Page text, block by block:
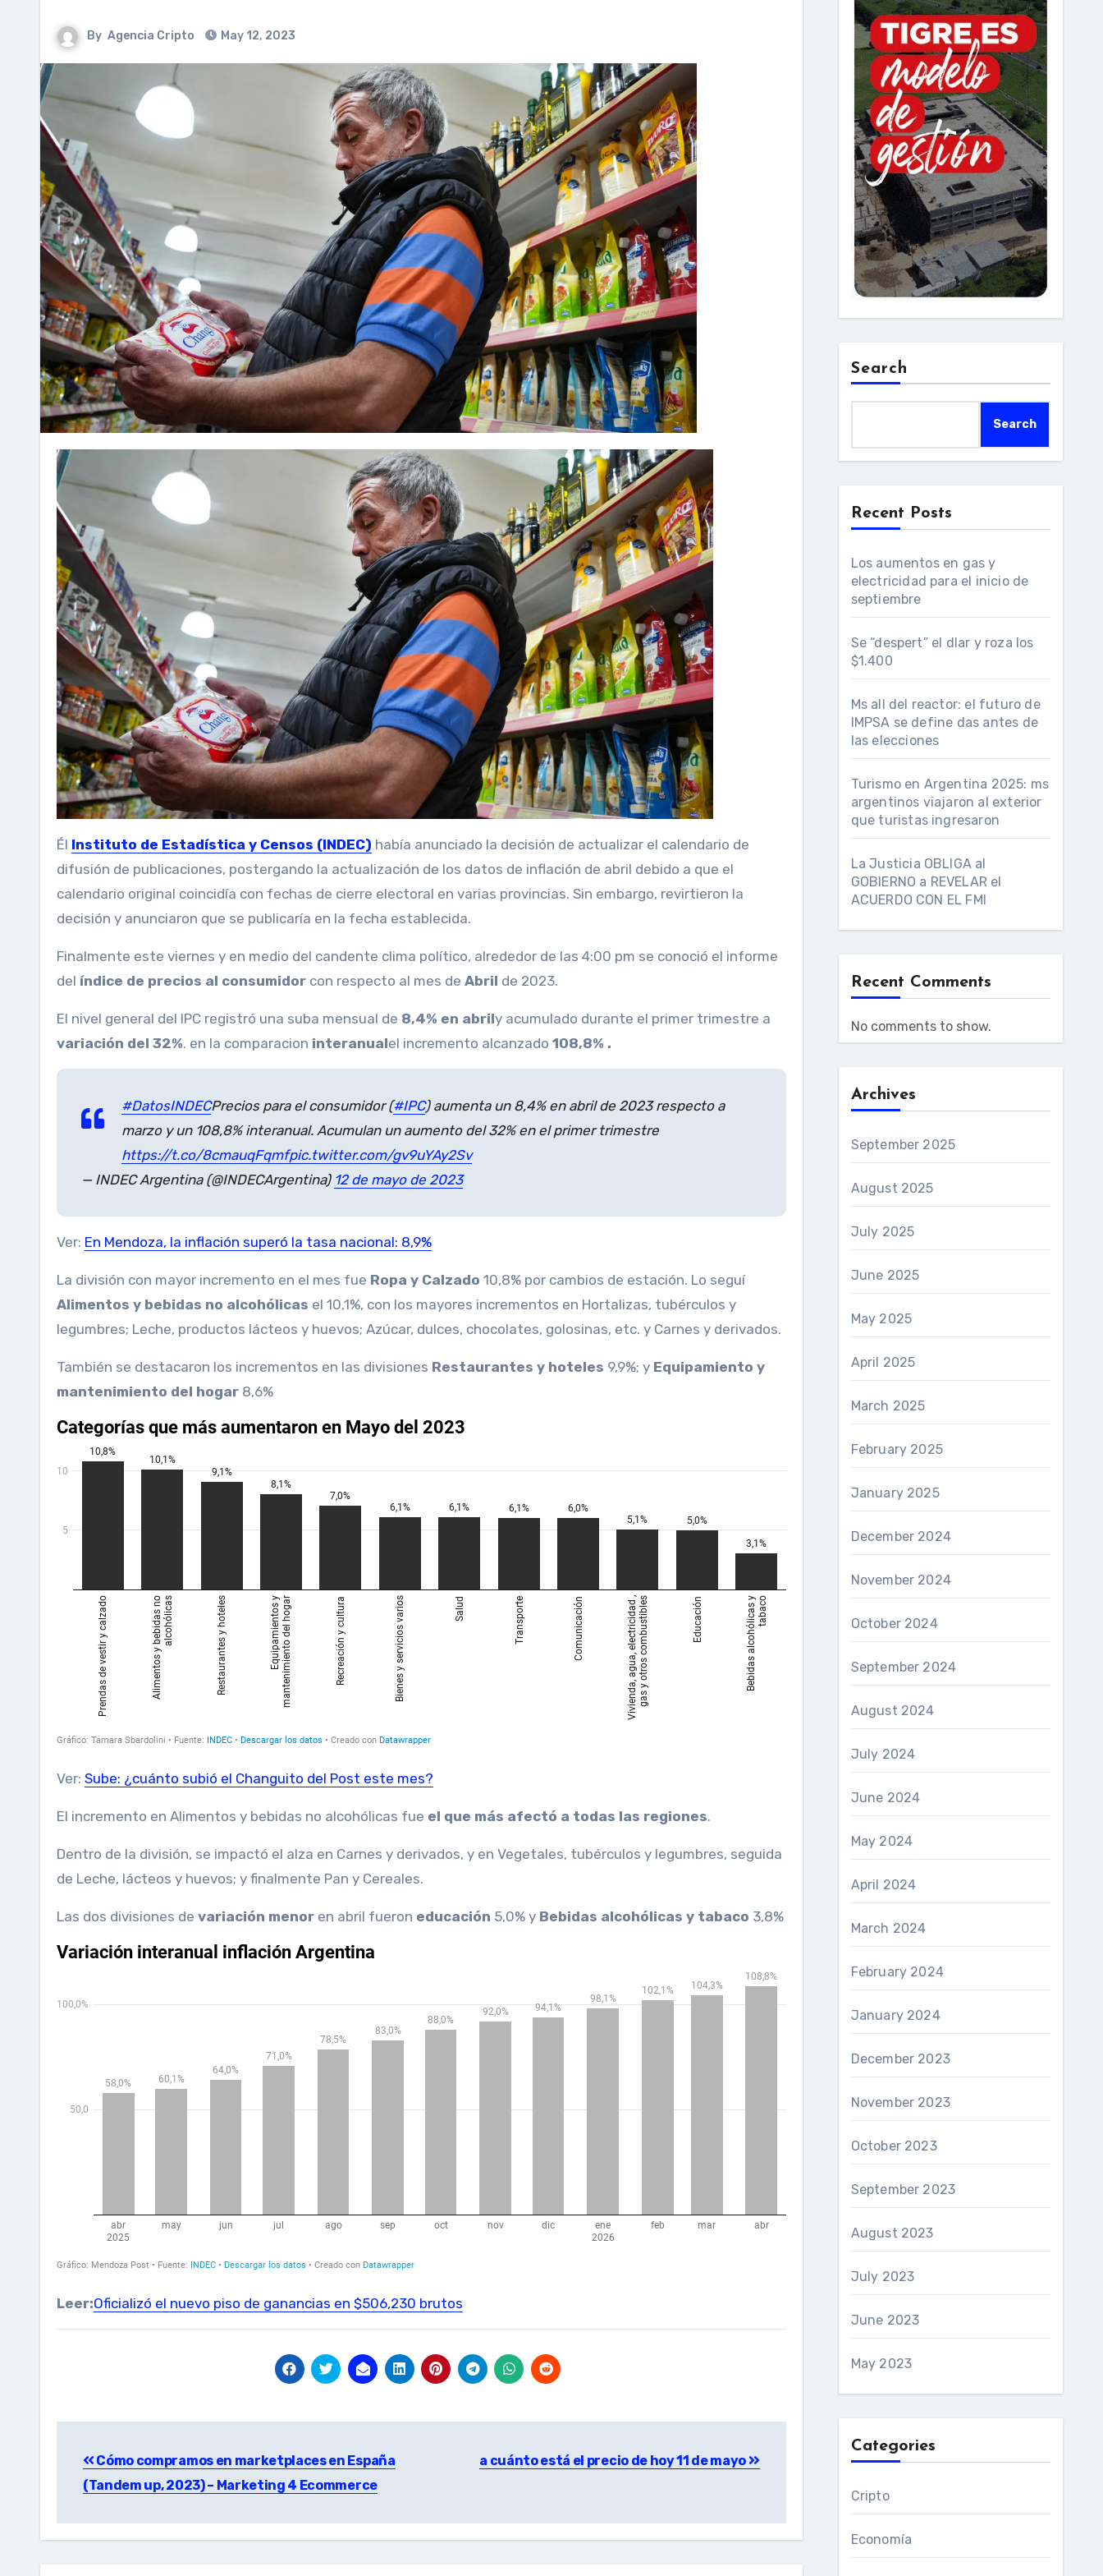
By Agencia Cripto May 12, 2023
Él Instituto de Estadística y Censos (INDEC) había anunciado la decisión de actualizar el calendario de
difusión de publicaciones, postergando la actualización de los datos de inflación de abril debido a que el
calendario original coincidía con fechas de cierre electoral en varias provincias. Sin embargo, revirtieron la
decisión y anunciaron que se publicaría en la fecha establecida.
Finalmente este viernes y en medio del candente clima político, alrededor de las 4:00 pm se conoció el informe
del índice de precios al consumidor con respecto al mes de Abril de 2023.
El nivel general del IPC registró una suba mensual de 8,4% en abrily acumulado durante el primer trimestre a
variación del 32%. en la comparacion interanualel incremento alcanzado 108,8% .
#DatosINDECPrecios para el consumidor (#IPC) aumenta un 8,4% en abril de 2023 respecto a
marzo y un 108,8% interanual. Acumulan un aumento del 32% en el primer trimestre
https://t.co/8cmauqFqmfpic.twitter.com/gv9uYAy2Sv
— INDEC Argentina (@INDECArgentina) 12 de mayo de 2023
Ver: En Mendoza, la inflación superó la tasa nacional: 8,9%
La división con mayor incremento en el mes fue Ropa y Calzado 10,8% por cambios de estación. Lo seguí
Alimentos y bebidas no alcohólicas el 10,1%, con los mayores incrementos en Hortalizas, tubérculos y
legumbres; Leche, productos lácteos y huevos; Azúcar, dulces, chocolates, golosinas, etc. y Carnes y derivados.
También se destacaron los incrementos en las divisiones Restaurantes y hoteles 9,9%; y Equipamiento y
mantenimiento del hogar 8,6%
Ver: Sube: ¿cuánto subió el Changuito del Post este mes?
El incremento en Alimentos y bebidas no alcohólicas fue el que más afectó a todas las regiones.
Dentro de la división, se impactó el alza en Carnes y derivados, y en Vegetales, tubérculos y legumbres, seguida
de Leche, lácteos y huevos; y finalmente Pan y Cereales.
Las dos divisiones de variación menor en abril fueron educación 5,0% y Bebidas alcohólicas y tabaco 3,8%
Leer:Oficializó el nuevo piso de ganancias en $506,230 brutos
navigation
Cómo compramos en marketplaces en España
(Tandem up, 2023) – Marketing 4 Ecommerce
a cuánto está el precio de hoy 11 de mayo
Search
Search
Recent Posts
Los aumentos en gas y
electricidad para el inicio de
septiembre
Se “despert” el dlar y roza los
$1.400
Ms all del reactor: el futuro de
IMPSA se define das antes de
las elecciones
Turismo en Argentina 2025: ms
argentinos viajaron al exterior
que turistas ingresaron
La Justicia OBLIGA al
GOBIERNO a REVELAR el
ACUERDO CON EL FMI
Recent Comments
No comments to show.
Archives
September 2025
August 2025
July 2025
June 2025
May 2025
April 2025
March 2025
February 2025
January 2025
December 2024
November 2024
October 2024
September 2024
August 2024
July 2024
June 2024
May 2024
April 2024
March 2024
February 2024
January 2024
December 2023
November 2023
October 2023
September 2023
August 2023
July 2023
June 2023
May 2023
Categories
Cripto
Economía